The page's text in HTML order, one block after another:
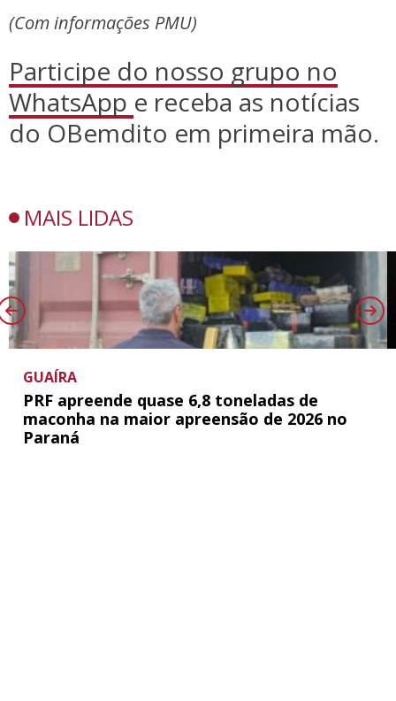
(Com informações PMU)
Participe do nosso grupo no
WhatsApp e receba as notícias
do OBemdito em primeira mão.
MAIS LIDAS
GUAÍRA
PRF apreende quase 6,8 toneladas de
maconha na maior apreensão de 2026 no
Paraná